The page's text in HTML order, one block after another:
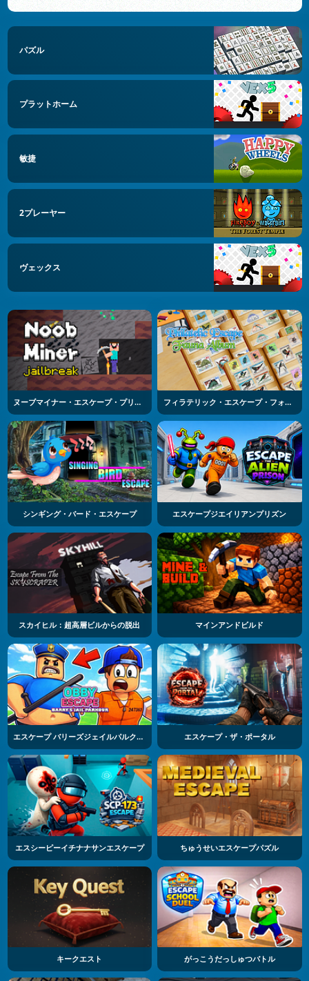
パズル
プラットホーム
敏捷
2プレーヤー
ヴェックス
ヌーブマイナー・エスケープ・プリズン フィラテリック・エスケープ・フォーナー・アルブム
シンギング・バード・エスケープ エスケープジエイリアンプリズン
スカイヒル：超高層ビルからの脱出 マインアンドビルド
エスケープ バリーズジェイルパルクール エスケープ・ザ・ポータル
エスシーピーイチナナサンエスケープ ちゅうせいエスケープパズル
キークエスト がっこうだっしゅつバトル